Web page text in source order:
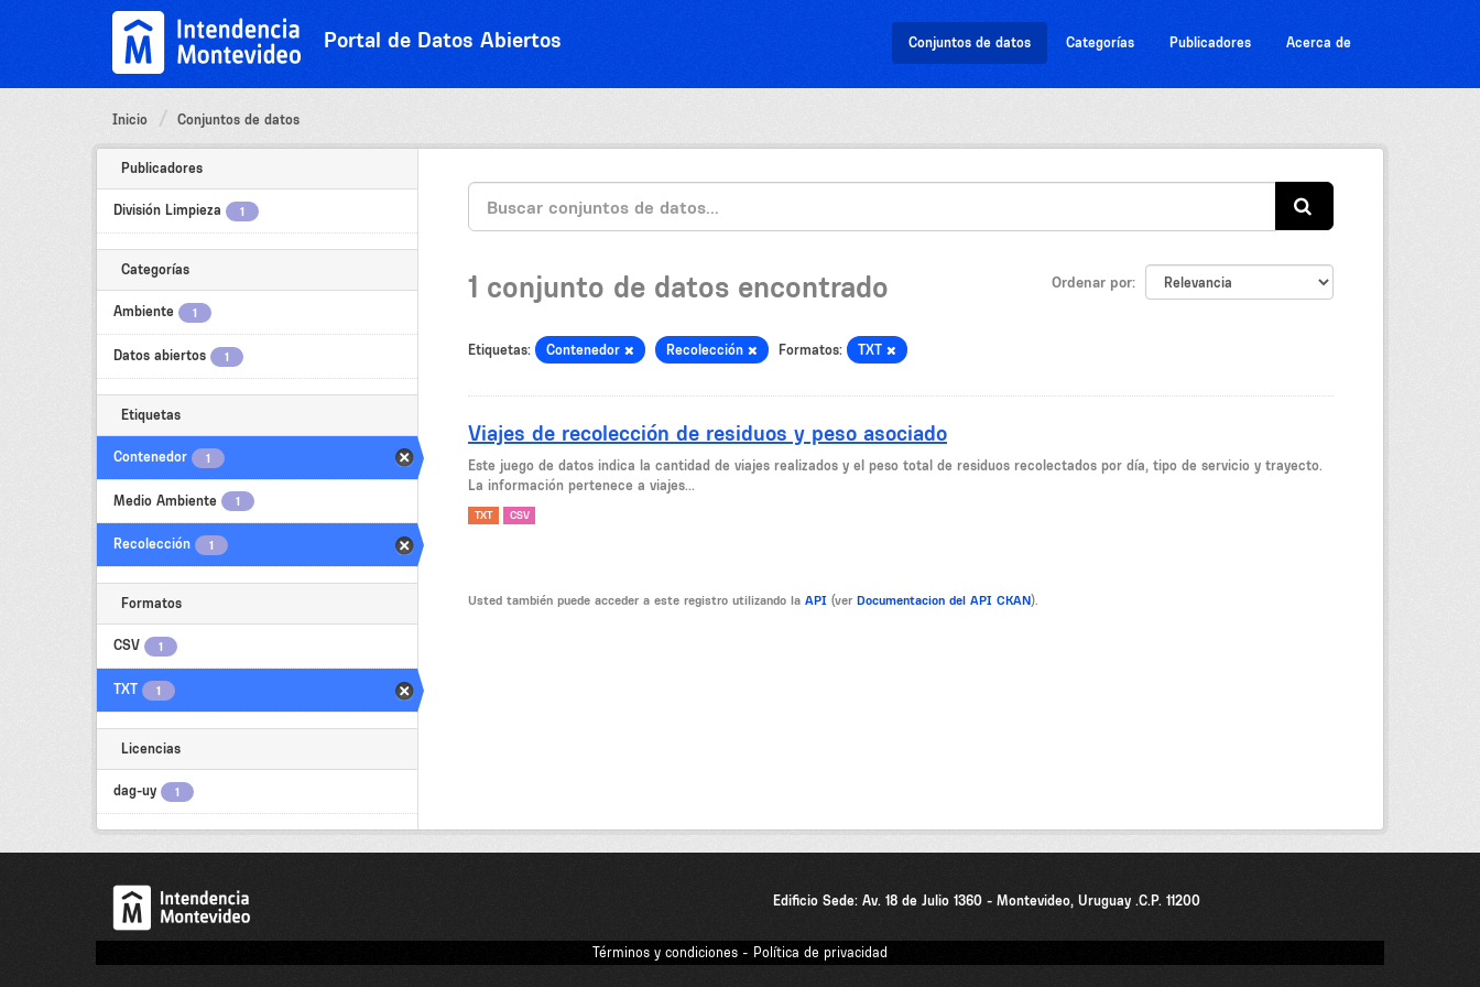
Portal de Datos Abiertos Conjuntos de datos Categorías Publicadores Acerca de
Inicio Conjuntos de datos
Publicadores
División Limpieza 1
Categorías
Ambiente 1
Datos abiertos 1
Etiquetas
Contenedor 1
Medio Ambiente 1
Recolección 1
Formatos
CSV 1
TXT 1
Licencias
dag-uy 1
Ordenar por
1 conjunto de datos encontrado
Etiquetas: Contenedor Recolección Formatos: TXT
Viajes de recolección de residuos y peso asociado
Este juego de datos indica la cantidad de viajes realizados y el peso total de residuos recolectados por día, tipo de servicio y trayecto.
La información pertenece a viajes...
TXT CSV
Usted también puede acceder a este registro utilizando la API (ver Documentacion del API CKAN).
Edificio Sede: Av. 18 de Julio 1360 - Montevideo, Uruguay .C.P. 11200
Términos y condiciones - Política de privacidad